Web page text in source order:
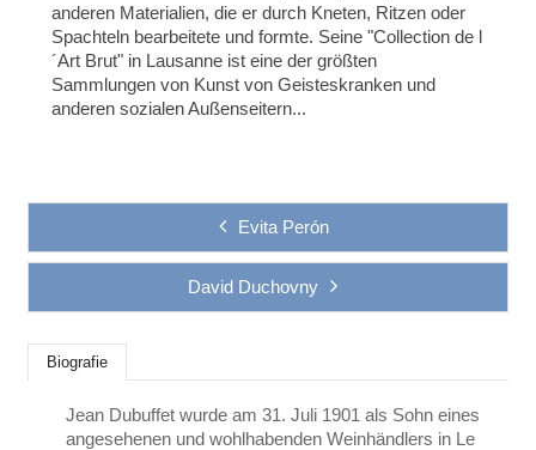
anderen Materialien, die er durch Kneten, Ritzen oder
Spachteln bearbeitete und formte. Seine "Collection de l
´Art Brut" in Lausanne ist eine der größten
Sammlungen von Kunst von Geisteskranken und
anderen sozialen Außenseitern...
Evita Perón
David Duchovny
Biografie
Jean Dubuffet wurde am 31. Juli 1901 als Sohn eines
angesehenen und wohlhabenden Weinhändlers in Le